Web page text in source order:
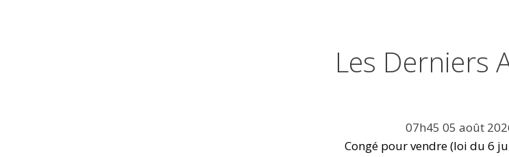
Les Derniers
07h45 05 août
Congé pour vendre (loi du 6